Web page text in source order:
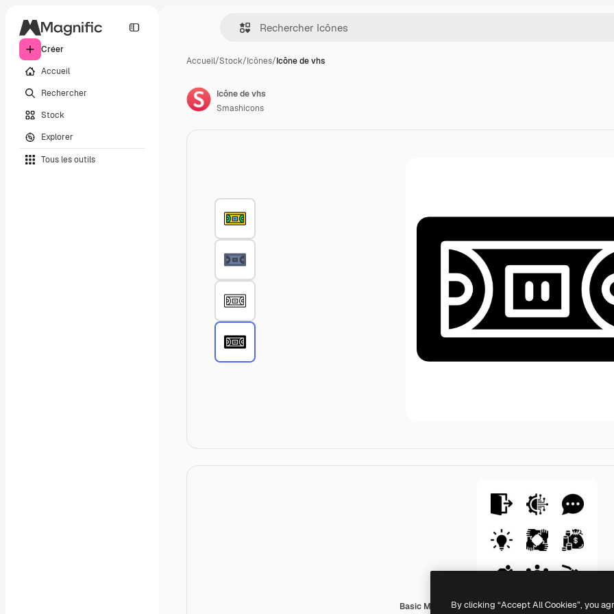
Créer
Accueil
Rechercher
Stock
Explorer
Tous les outils
Accueil/Stock/Icônes/Icône de vhs
Basic Miscellany Fill
Icône de vhs
Smashicons
By clicking “Accept All Cookies”, you